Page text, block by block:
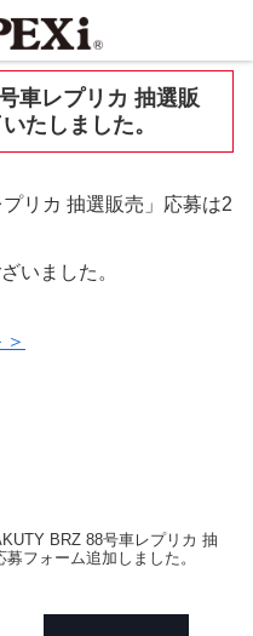
車レプリカ 抽選販
たしました。
リカ 抽選販売」応募は2
いました。
BRZ 88号車レプリカ 抽
募フォーム追加しました。